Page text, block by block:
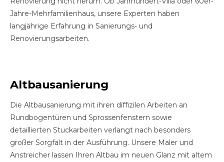
Jahre-Mehrfamilienhaus, unsere Experten haben
langjährige Erfahrung in Sanierungs- und
Renovierungsarbeiten.
Altbausanierung
Die Altbausanierung mit ihren diffizilen Arbeiten an
Rundbogentüren und Sprossenfenstern sowie
detaillierten Stuckarbeiten verlangt nach besonders
großer Sorgfalt in der Ausführung. Unsere Maler und
Anstreicher lassen Ihren Altbau im neuen Glanz mit altem